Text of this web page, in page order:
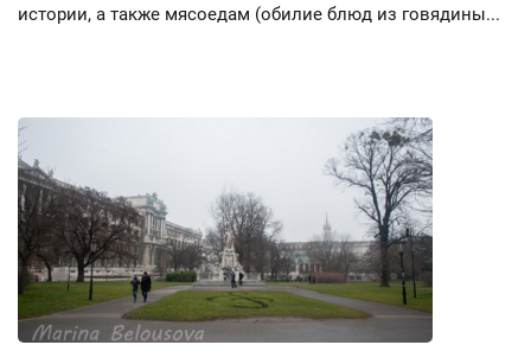
истории, а также мясоедам (обилие блюд из говядины...